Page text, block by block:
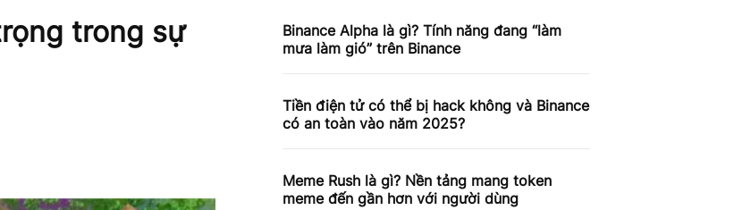
trong sự
Binance Alpha là gì? Tính năng đang “làm
mưa làm gió” trên Binance
Tiền điện tử có thể bị hack không và Binance
có an toàn vào năm 2025?
Meme Rush là gì? Nền tảng mang token
meme đến gần hơn với người dùng